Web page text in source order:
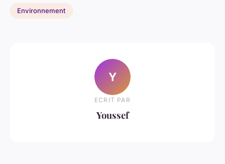
Environnement
Y
ECRIT PAR
Youssef